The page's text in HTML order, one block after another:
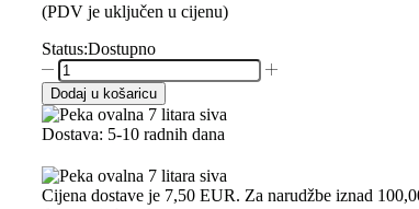
(PDV je uključen u cijenu)
Status:Dostupno
Dodaj u košaricu
Dostava: 5-10 radnih dana
Cijena dostave je 7,50 EUR. Za narudžbe iznad